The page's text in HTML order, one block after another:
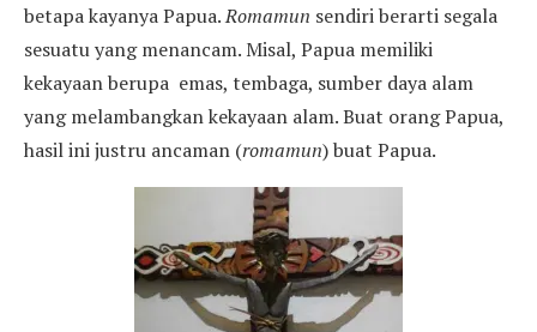
betapa kayanya Papua.Romamun sendiri berarti segala
sesuatu yang menancam. Misal, Papua memiliki
kekayaan berupa emas, tembaga, sumber daya alam
yang melambangkan kekayaan alam. Buat orang Papua,
hasil ini justru ancaman (romamun) buat Papua.